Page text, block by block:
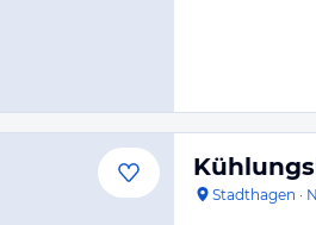
Stadthagen ·